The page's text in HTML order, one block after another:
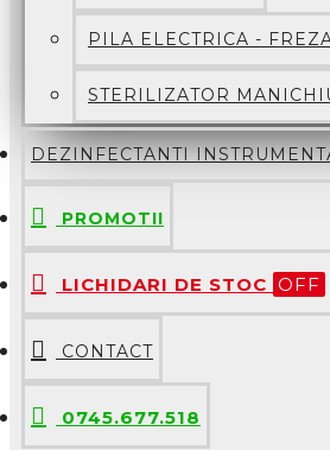
PILA ELECTRICA -
STERILIZATOR
DEZINFECTANTI
PROMOTII
LICHIDARI DE STOC OFF
CONTACT
0745.677.518